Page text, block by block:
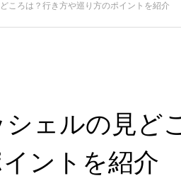
ころは？行き方や巡り方のポイントを紹介
ェルの見ど
ントを紹介